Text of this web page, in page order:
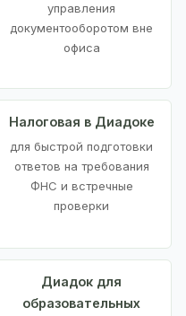
управления
документооборотом вне
офиса
Налоговая в Диадоке
для быстрой подготовки
ответов на требования
ФНС и встречные
проверки
Диадок для
образовательных